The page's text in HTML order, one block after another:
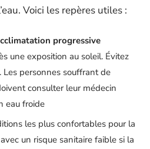
Voici les repères utiles :
progressive
une exposition au soleil. Évitez
personnes souffrant de
consulter leur médecin
eau froide
les plus confortables pour la
un risque sanitaire faible si la